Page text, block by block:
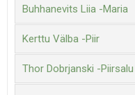
Buhhanevits Liia -Maria
Kerttu Välba -Piir
Thor Dobrjanski -Piirsalu